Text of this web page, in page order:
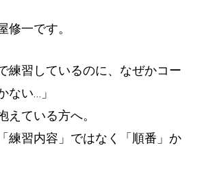
修一です。
練習しているのに、なぜかコー
ない…」
えている方へ。
練習内容」ではなく「順番」か